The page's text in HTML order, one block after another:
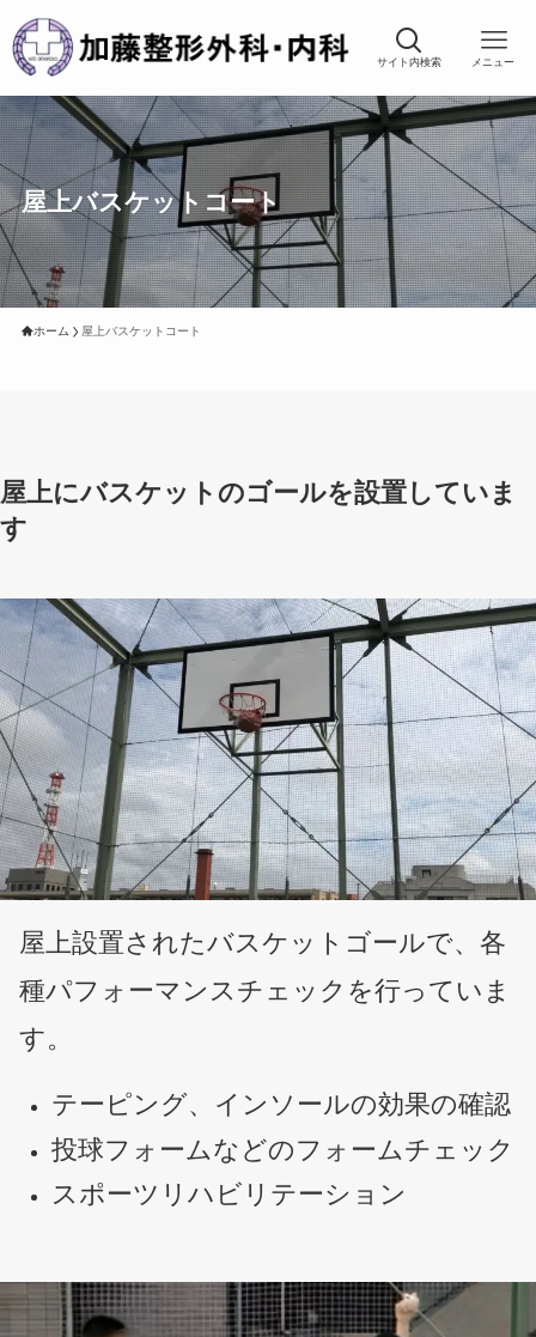
サイト内検索 メニュー
屋上バスケットコート
ホーム 屋上バスケットコート
屋上にバスケットのゴールを設置していま
す
屋上設置されたバスケットゴールで、各
種パフォーマンスチェックを行っていま
す。
テーピング、インソールの効果の確認
投球フォームなどのフォームチェック
スポーツリハビリテーション